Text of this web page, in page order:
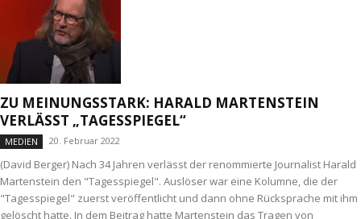
ZU MEINUNGSSTARK: HARALD MARTENSTEIN
VERLÄSST „TAGESSPIEGEL“
MEDIEN 20. Februar 2022
(David Berger) Nach 34 Jahren verlässt der renommierte Journalist Harald
Martenstein den "Tagesspiegel". Auslöser war eine Kolumne, die der
"Tagesspiegel" zuerst veröffentlicht und dann ohne Rücksprache mit ihm
gelöscht hatte. In dem Beitrag hatte Martenstein das Tragen von